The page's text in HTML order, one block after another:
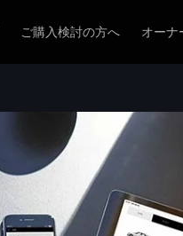
ご購入検討の方へ オーナ